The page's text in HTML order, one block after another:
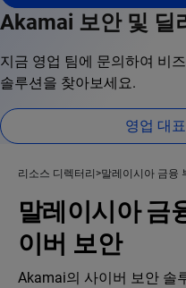
Akamai 보안 및 딜
지금 영업 팀에 문의하여 비
솔루션을 찾아보세요.
영업 대
리소스 디렉터리 말레이시아 금융
말레이시아 금
이버 보안
Akamai의 사이버 보안 솔